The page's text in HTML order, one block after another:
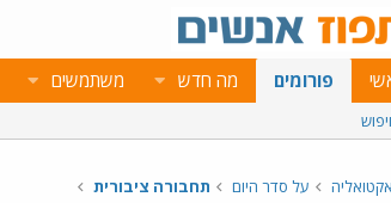
פורומים מה חדש משתמשים
אקטואליה על סדר היום תחבורה ציבורית